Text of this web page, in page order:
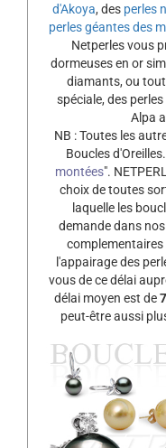
d'Akoya, des perles
perles géantes des
Netperles vous
dormeuses en or
diamants, ou
spéciale, des
Alpa
NB : Toutes les
Boucles
montées".
choix de toutes
laquelle les
demande dans
l'appairage des
vous de ce délai
délai moyen est de
peut-être aussi